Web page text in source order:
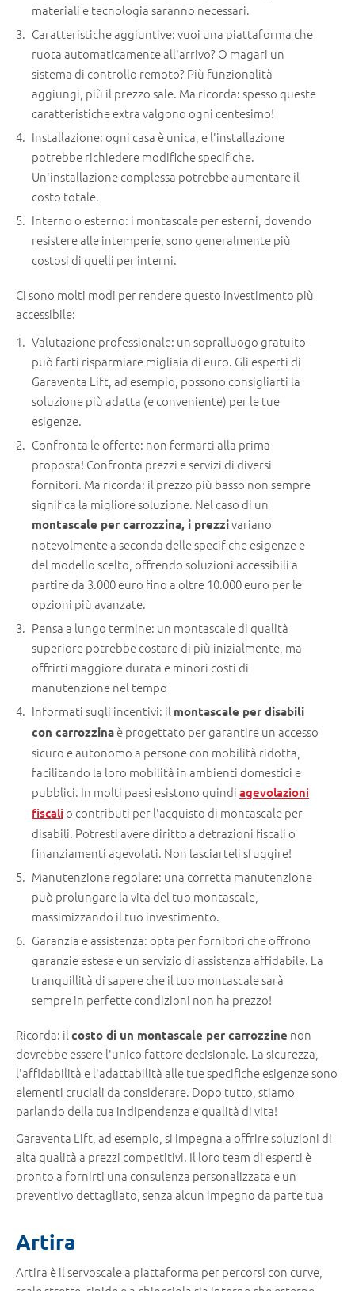
materiali e tecnologia saranno necessari.
Caratteristiche aggiuntive: vuoi una piattaforma che
ruota automaticamente all'arrivo? O magari un
sistema di controllo remoto? Più funzionalità
aggiungi, più il prezzo sale. Ma ricorda: spesso queste
caratteristiche extra valgono ogni centesimo!
Installazione: ogni casa è unica, e l'installazione
potrebbe richiedere modifiche specifiche.
Un'installazione complessa potrebbe aumentare il
costo totale.
Interno o esterno: i montascale per esterni, dovendo
resistere alle intemperie, sono generalmente più
costosi di quelli per interni.
Ci sono molti modi per rendere questo investimento più
accessibile:
Valutazione professionale: un sopralluogo gratuito
può farti risparmiare migliaia di euro. Gli esperti di
Garaventa Lift, ad esempio, possono consigliarti la
soluzione più adatta (e conveniente) per le tue
esigenze.
Confronta le offerte: non fermarti alla prima
proposta! Confronta prezzi e servizi di diversi
fornitori. Ma ricorda: il prezzo più basso non sempre
significa la migliore soluzione. Nel caso di un
montascale per carrozzina, i prezzivariano
notevolmente a seconda delle specifiche esigenze e
del modello scelto, offrendo soluzioni accessibili a
partire da 3.000 euro fino a oltre 10.000 euro per le
opzioni più avanzate.
Pensa a lungo termine: un montascale di qualità
superiore potrebbe costare di più inizialmente, ma
offrirti maggiore durata e minori costi di
manutenzione nel tempo
Informati sugli incentivi: il montascale per disabili
con carrozzinaè progettato per garantire un accesso
sicuro e autonomo a persone con mobilità ridotta,
facilitando la loro mobilità in ambienti domestici e
pubblici. In molti paesi esistono quindi agevolazioni
fiscali o contributi per l'acquisto di montascale per
disabili. Potresti avere diritto a detrazioni fiscali o
finanziamenti agevolati. Non lasciarteli sfuggire!
Manutenzione regolare: una corretta manutenzione
può prolungare la vita del tuo montascale,
massimizzando il tuo investimento.
Garanzia e assistenza: opta per fornitori che offrono
garanzie estese e un servizio di assistenza affidabile. La
tranquillità di sapere che il tuo montascale sarà
sempre in perfette condizioni non ha prezzo!
Ricorda: ilcosto di un montascale per carrozzine non
dovrebbe essere l'unico fattore decisionale. La sicurezza,
l'affidabilità e l'adattabilità alle tue specifiche esigenze sono
elementi cruciali da considerare. Dopo tutto, stiamo
parlando della tua indipendenza e qualità di vita!
Garaventa Lift, ad esempio, si impegna a offrire soluzioni di
alta qualità a prezzi competitivi. Il loro team di esperti è
pronto a fornirti una consulenza personalizzata e un
preventivo dettagliato, senza alcun impegno da parte tua
Artira
Artira è il servoscale a piattaforma per percorsi con curve,